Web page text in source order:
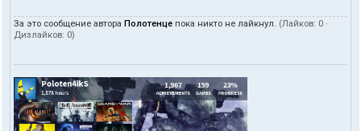
За это сообщение автора Полотенце пока никто не лайкнул. (Лайков: 0 ·
Дизлайков: 0)